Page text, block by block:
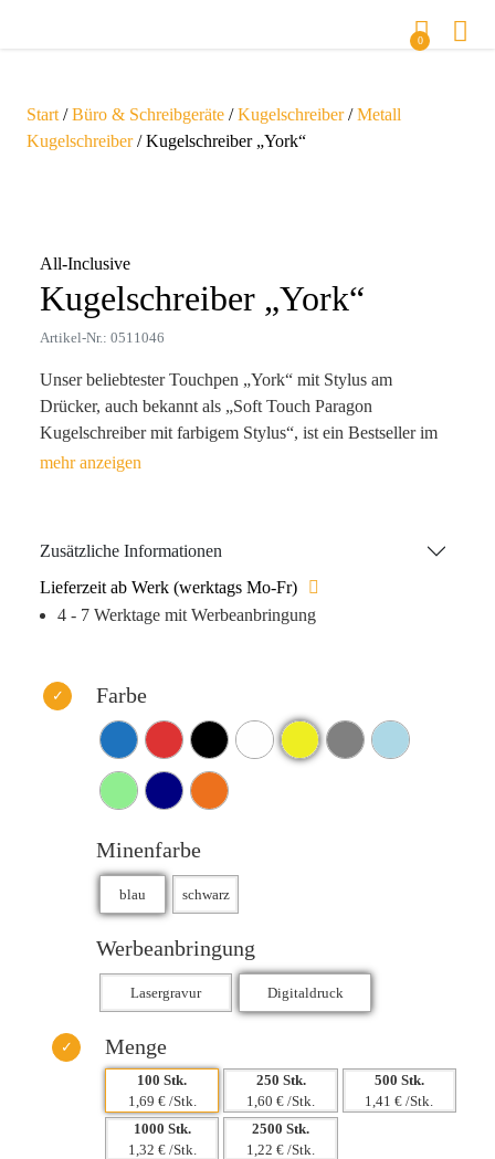
0
Start /Büro & Schreibgeräte /Kugelschreiber/Metall
Kugelschreiber/ Kugelschreiber „York“
All-Inclusive
Kugelschreiber „York“
Artikel-Nr.: 0511046
Unser beliebtester Touchpen „York“ mit Stylus am
Drücker, auch bekannt als „Soft Touch Paragon
Kugelschreiber mit farbigem Stylus“, ist ein Bestseller im
Bereich der Schreibgeräte. Die dokumentenechte Premium-
1.600 Metern. Das Produkt ist in 10 lebendigen Farben
erhältlich.
Zusätzliche Informationen
Lieferzeit ab Werk (werktags Mo-Fr)
4 - 7 Werktage mit Werbeanbringung
Farbe
Minenfarbe
Werbeanbringung
Menge
100 Stk.
1,69 € /Stk.
250 Stk.
1,60 € /Stk.
500 Stk.
1,41 € /Stk.
1000 Stk.
1,32 € /Stk.
2500 Stk.
1,22 € /Stk.